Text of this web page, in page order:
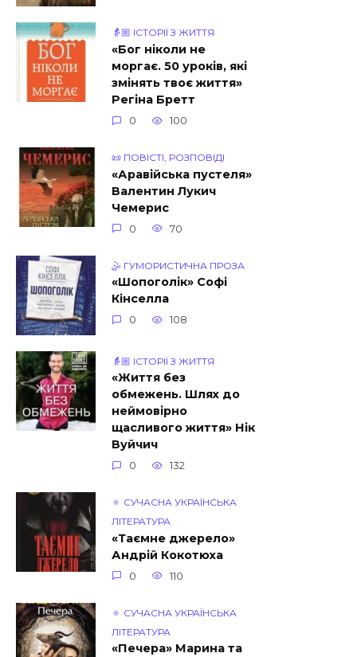
👵🏼 ІСТОРІЇ З ЖИТТЯ
«Бог ніколи не
моргає. 50 уроків, які
змінять твоє життя»
Регіна Бретт
0 100
📜 ПОВІСТІ, РОЗПОВІДІ
«Аравійська пустеля»
Валентин Лукич
Чемерис
0 70
🤹 ГУМОРИСТИЧНА ПРОЗА
«Шопоголік» Софi
Кiнселла
0 108
👵🏼 ІСТОРІЇ З ЖИТТЯ
«Життя без
обмежень. Шлях до
неймовірно
щасливого життя» Нік
Вуйчич
0 132
🔅 СУЧАСНА УКРАЇНСЬКА
ЛІТЕРАТУРА
«Таємне джерело»
Андрій Кокотюха
0 110
🔅 СУЧАСНА УКРАЇНСЬКА
ЛІТЕРАТУРА
«Печера» Марина та